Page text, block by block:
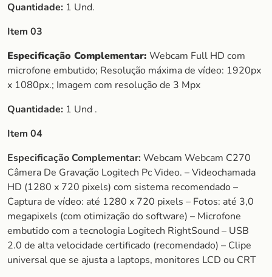
Quantidade: 1 Und.
Item 03
Especificação Complementar: Webcam Full HD com
microfone embutido; Resolução máxima de vídeo: 1920px
x 1080px.; Imagem com resolução de 3 Mpx
Quantidade: 1 Und .
Item 04
Especificação Complementar:Webcam Webcam C270
Câmera De Gravação Logitech Pc Video. – Videochamada
HD (1280 x 720 pixels) com sistema recomendado –
Captura de vídeo: até 1280 x 720 pixels – Fotos: até 3,0
megapixels (com otimização do software) – Microfone
embutido com a tecnologia Logitech RightSound – USB
2.0 de alta velocidade certificado (recomendado) – Clipe
universal que se ajusta a laptops, monitores LCD ou CRT